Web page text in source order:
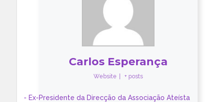
Carlos Esperança
Website + posts
- Ex-Presidente da Direcção da Associação Ateísta